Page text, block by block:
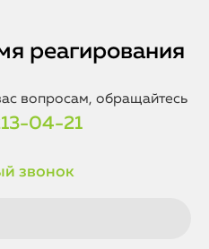
на долгосрочные
реагирования
вопросам, обращайтесь
04-21
звонок